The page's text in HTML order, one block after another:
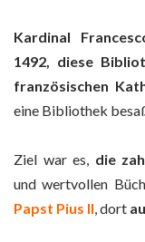
Kardinal
1492, diese
französischen
eine Bibliothek
Ziel war es, die
und wertvollen
Papst Pius II, dort